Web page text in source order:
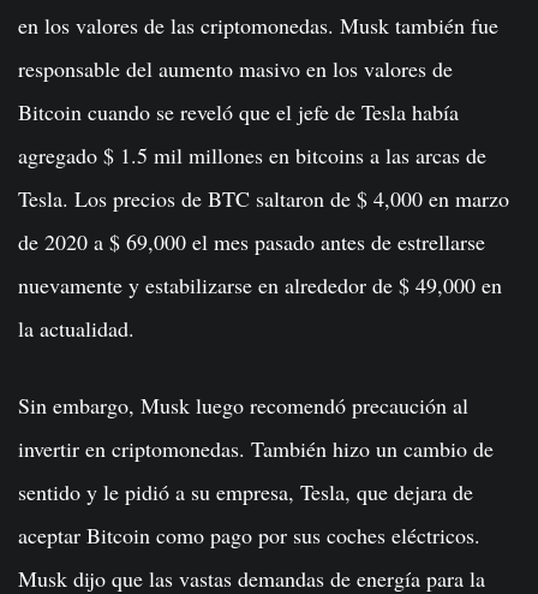
en los valores de las criptomonedas. Musk también fue
responsable del aumento masivo en los valores de
Bitcoin cuando se reveló que el jefe de Tesla había
agregado $ 1.5 mil millones en bitcoins a las arcas de
Tesla. Los precios de BTC saltaron de $ 4,000 en marzo
de 2020 a $ 69,000 el mes pasado antes de estrellarse
nuevamente y estabilizarse en alrededor de $ 49,000 en
la actualidad.
Sin embargo, Musk luego recomendó precaución al
invertir en criptomonedas. También hizo un cambio de
sentido y le pidió a su empresa, Tesla, que dejara de
aceptar Bitcoin como pago por sus coches eléctricos.
Musk dijo que las vastas demandas de energía para la